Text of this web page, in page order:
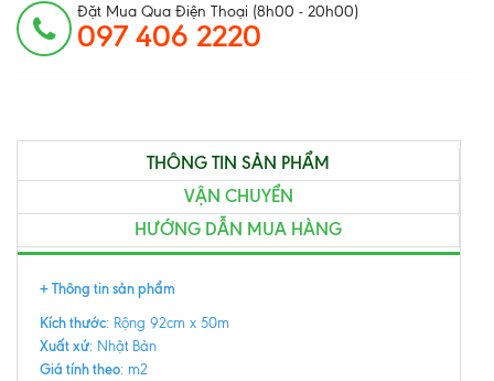
Đặt Mua Qua Điện Thoại (8h00 - 20h00)
097 406 2220
THÔNG TIN SẢN PHẨM
VẬN CHUYỂN
HƯỚNG DẪN MUA HÀNG
+ Thông tin sản phẩm
Kích thước: Rộng 92cm x 50m
Xuất xứ: Nhật Bản
Giá tính theo: m2